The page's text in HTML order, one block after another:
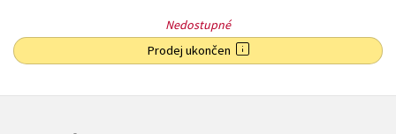
Nedostupné
Prodej ukončen